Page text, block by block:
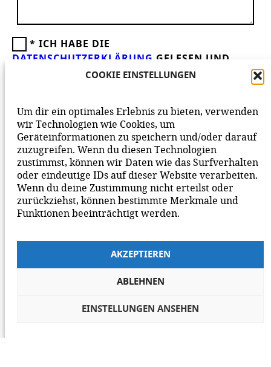
COOKIE EINSTELLUNGEN
Um dir ein optimales Erlebnis zu bieten, verwenden
wir Technologien wie Cookies, um
Geräteinformationen zu speichern und/oder darauf
zuzugreifen. Wenn du diesen Technologien
zustimmst, können wir Daten wie das Surfverhalten
oder eindeutige IDs auf dieser Website verarbeiten.
Wenn du deine Zustimmung nicht erteilst oder
zurückziehst, können bestimmte Merkmale und
Funktionen beeinträchtigt werden.
AKZEPTIEREN
ABLEHNEN
EINSTELLUNGEN ANSEHEN
* ICH HABE DIE
DATENSCHUTZERKLÄRUNG GELESEN UND
AKZEPTIERE DIESE.WIR FREUEN UNS ÜBER
MITEINANDER AUF UNSERER SEITE.